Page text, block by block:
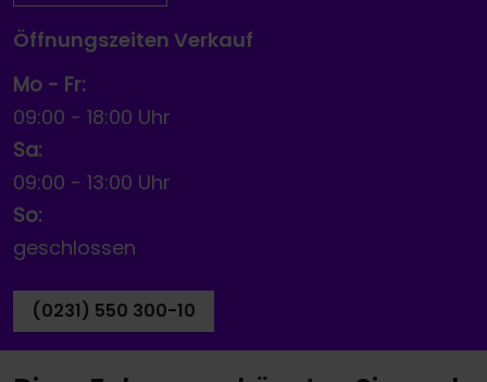
Öffnungszeiten Verkauf
Mo - Fr:
09:00 - 18:00 Uhr
Sa:
09:00 - 13:00 Uhr
So:
geschlossen
(0231) 550 300-10